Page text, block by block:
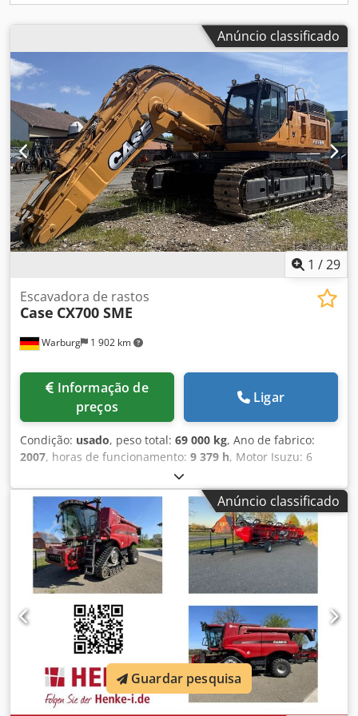
Anúncio classificado
1 /29
Warburg 1 902 km
Escavadora de rastos
Case CX700 SME
preços
Ligar
Condição: usado, peso total: 69 000 kg, Ano de fabrico:
2007, horas de funcionamento: 9 379 h, Motor Isuzu: 6
cilindros, 345kW – AH-6WG1X – EPA e CE Lança 6,58m
Braço 3m Sapatas de esteira 650mm Todas as linhas
hidráulicas (martelo/garra e rotação) Engate rápido
hidráulico: OIL Quick OQ90 ou Lehnhoff HS80 Caçamba –
4,55m³ SAE Dcodpfsul U H Tsx Ai Rek Peso de transporte 69
toneladas Largura de transporte 3,93m Largura de
trabalho (4,14m com acessos) Altura de transporte 4,37m A
máquina foi revisada e reparada na nossa oficina Relatório
sob consulta Grande revisão realizada: todos os óleos e
filtros, incluindo 650 litros de óleo hidráulico. CASE
Alemanha março de 2026: O motor recebeu 6 novos
injetores (fatura sob consulta)
Anúncio classificado
Guardar pesquisa